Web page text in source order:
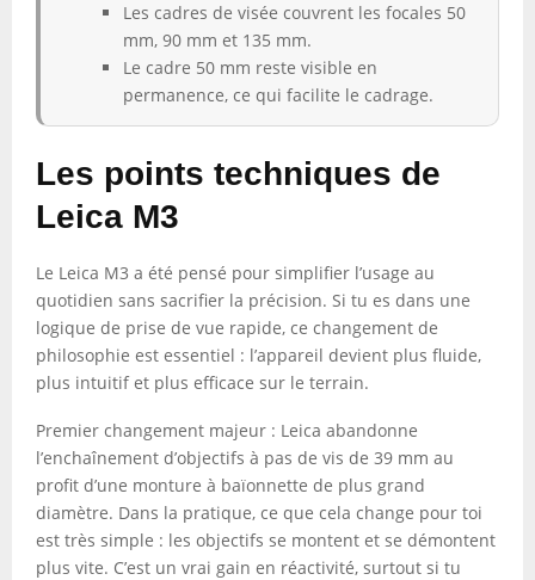
Les cadres de visée couvrent les focales 50
mm, 90 mm et 135 mm.
Le cadre 50 mm reste visible en
permanence, ce qui facilite le cadrage.
Les points techniques de
Leica M3
Le Leica M3 a été pensé pour simplifier l’usage au
quotidien sans sacrifier la précision. Si tu es dans une
logique de prise de vue rapide, ce changement de
philosophie est essentiel : l’appareil devient plus fluide,
plus intuitif et plus efficace sur le terrain.
Premier changement majeur : Leica abandonne
l’enchaînement d’objectifs à pas de vis de 39 mm au
profit d’une monture à baïonnette de plus grand
diamètre. Dans la pratique, ce que cela change pour toi
est très simple : les objectifs se montent et se démontent
plus vite. C’est un vrai gain en réactivité, surtout si tu